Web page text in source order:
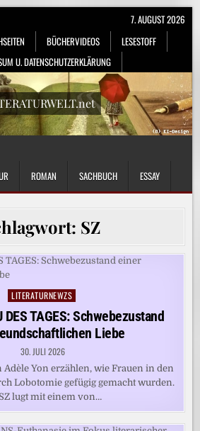
BÜCHERVIDEOS
LESESTOFF
U. DATENSCHUTZERKLÄRUNG
7. AUGUST 2026
ROMAN SACHBUCH ESSAY
SZ
Posted
in
LITERATURNEWZS
DES TAGES: Schwebezustand
Liebe
30. JULI 2026
Adèle Yon erzählen, wie Frauen in den
Lobotomie gefügig gemacht wurden.
lugt mit einem von…